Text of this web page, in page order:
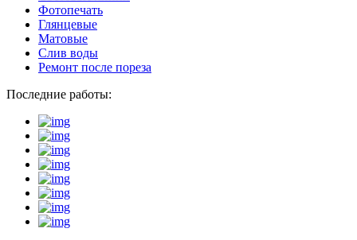
Фотопечать
Глянцевые
Матовые
Слив воды
Ремонт после пореза
Последние работы: